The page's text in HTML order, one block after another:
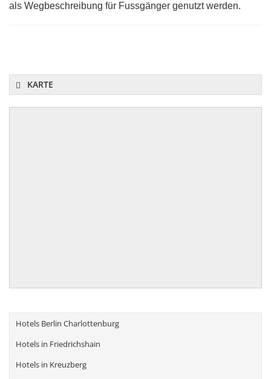
als Wegbeschreibung für Fussgänger genutzt werden.
KARTE
Hotels Berlin Charlottenburg
Hotels in Friedrichshain
Hotels in Kreuzberg